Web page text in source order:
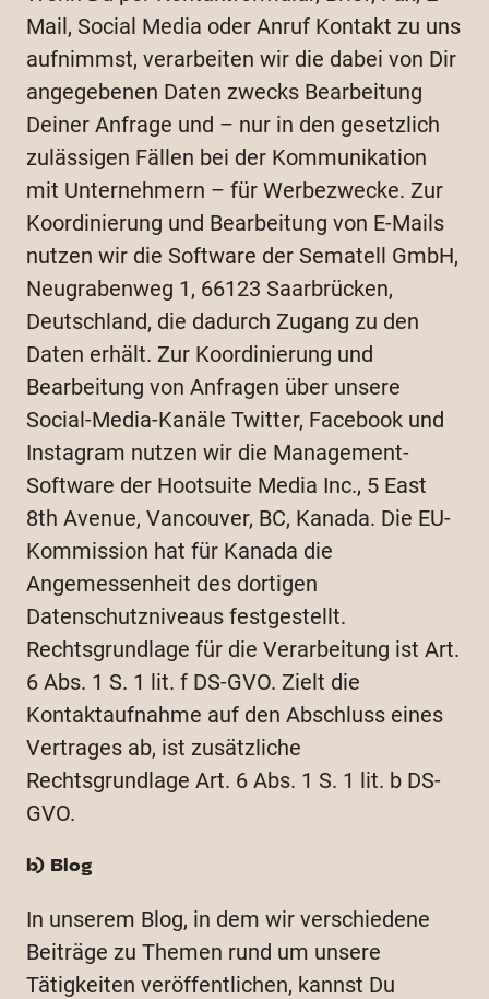
Mail, Social Media oder Anruf Kontakt zu uns
aufnimmst, verarbeiten wir die dabei von Dir
angegebenen Daten zwecks Bearbeitung
Deiner Anfrage und – nur in den gesetzlich
zulässigen Fällen bei der Kommunikation
mit Unternehmern – für Werbezwecke. Zur
Koordinierung und Bearbeitung von E-Mails
nutzen wir die Software der Sematell GmbH,
Neugrabenweg 1, 66123 Saarbrücken,
Deutschland, die dadurch Zugang zu den
Daten erhält. Zur Koordinierung und
Bearbeitung von Anfragen über unsere
Social-Media-Kanäle Twitter, Facebook und
Instagram nutzen wir die Management-
Software der Hootsuite Media Inc., 5 East
8th Avenue, Vancouver, BC, Kanada. Die EU-
Kommission hat für Kanada die
Angemessenheit des dortigen
Datenschutzniveaus festgestellt.
Rechtsgrundlage für die Verarbeitung ist Art.
6 Abs. 1 S. 1 lit. f DS-GVO. Zielt die
Kontaktaufnahme auf den Abschluss eines
Vertrages ab, ist zusätzliche
Rechtsgrundlage Art. 6 Abs. 1 S. 1 lit. b DS-
GVO.
b) Blog
In unserem Blog, in dem wir verschiedene
Beiträge zu Themen rund um unsere
Tätigkeiten veröffentlichen, kannst Du